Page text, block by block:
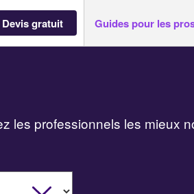
Devis gratuit Guides pour les
les professionnels les mieux